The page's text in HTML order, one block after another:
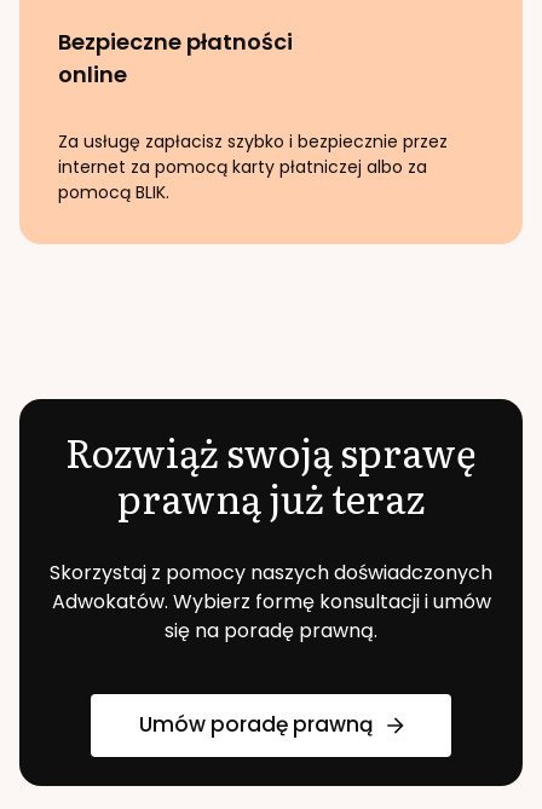
Bezpieczne płatności
online
Za usługę zapłacisz szybko i bezpiecznie przez
internet za pomocą karty płatniczej albo za
pomocą BLIK.
Rozwiąż swoją sprawę
prawną już teraz
Skorzystaj z pomocy naszych doświadczonych
Adwokatów. Wybierz formę konsultacji i umów
się na poradę prawną.
Umów poradę prawną